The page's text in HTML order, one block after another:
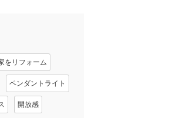
をリフォーム
ペンダントライト
開放感